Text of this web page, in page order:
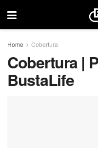
Home Cobertura
Cobertura |
BustaLife